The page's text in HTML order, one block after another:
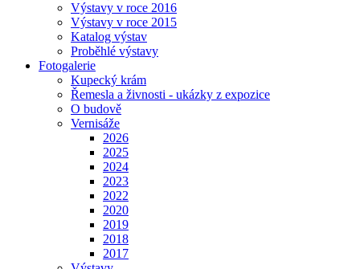
Výstavy v roce 2016
Výstavy v roce 2015
Katalog výstav
Proběhlé výstavy
Fotogalerie
Kupecký krám
Řemesla a živnosti - ukázky z expozice
O budově
Vernisáže
2026
2025
2024
2023
2022
2020
2019
2018
2017